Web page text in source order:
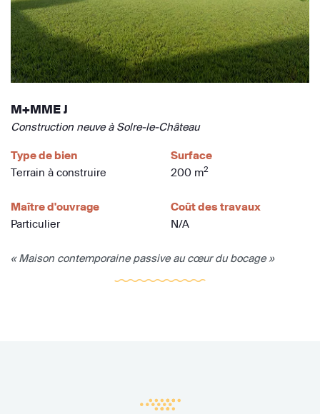
M+MME J
Construction neuve à Solre-le-Château
Type de bien
Terrain à construire
Surface
200 m2
Maître d'ouvrage
Particulier
Coût des travaux
N/A
« Maison contemporaine passive au cœur du bocage »